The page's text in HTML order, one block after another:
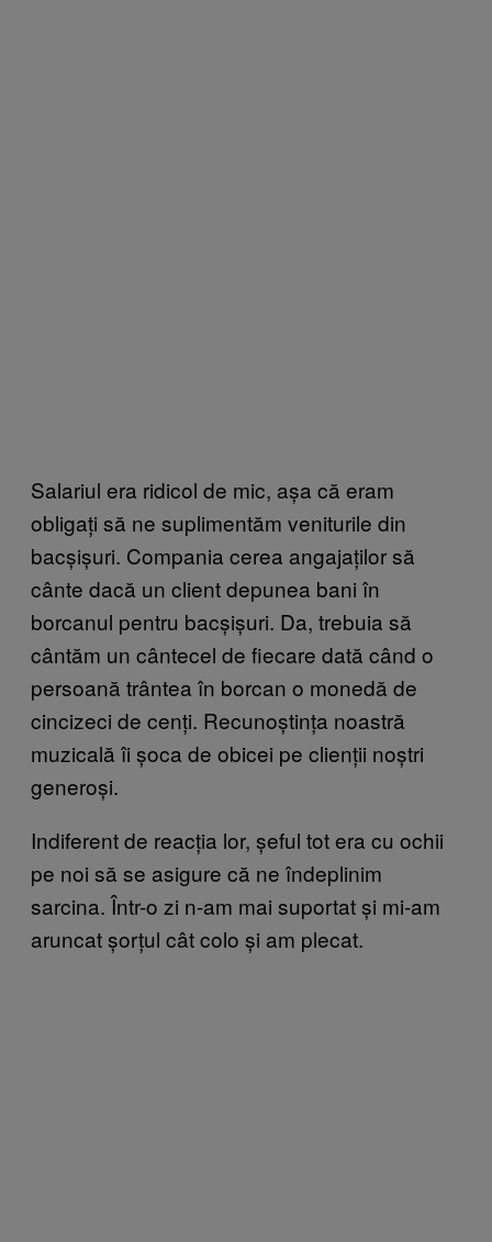
Salariul era ridicol de mic, așa că eram
obligați să ne suplimentăm veniturile din
bacșișuri. Compania cerea angajaților să
cânte dacă un client depunea bani în
borcanul pentru bacșișuri. Da, trebuia să
cântăm un cântecel de fiecare dată când o
persoană trântea în borcan o monedă de
cincizeci de cenți. Recunoștința noastră
muzicală îi șoca de obicei pe clienții noștri
generoși.
Indiferent de reacția lor, șeful tot era cu ochii
pe noi să se asigure că ne îndeplinim
sarcina. Într-o zi n-am mai suportat și mi-am
aruncat șorțul cât colo și am plecat.